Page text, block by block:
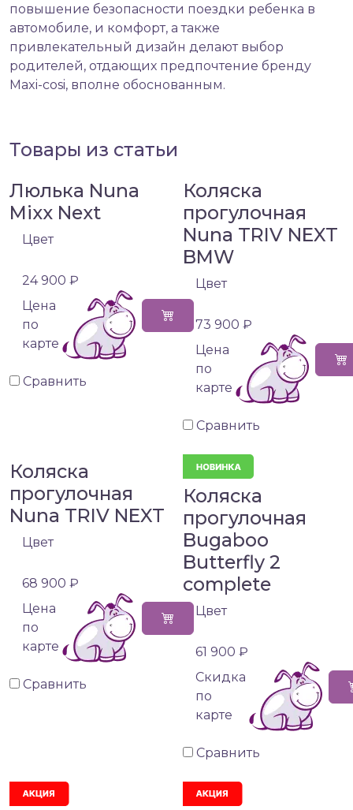
повышение безопасности поездки ребенка в
автомобиле, и комфорт, а также
привлекательный дизайн делают выбор
родителей, отдающих предпочтение бренду
Maxi-cosi, вполне обоснованным.
Товары из статьи
Люлька Nuna
Mixx Next
Цвет
24 900 ₽
Цена
по
карте
Сравнить
Коляска
прогулочная
Nuna TRIV NEXT
BMW
Цвет
73 900 ₽
Цена
по
карте
Сравнить
Коляска
прогулочная
Nuna TRIV NEXT
Цвет
68 900 ₽
Цена
по
карте
Сравнить
Коляска
прогулочная
Bugaboo
Butterfly 2
complete
Цвет
61 900 ₽
Cкидка
по
карте
Сравнить